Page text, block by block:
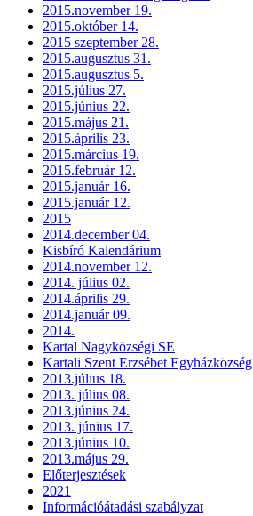
2015.november 19.
2015.október 14.
2015 szeptember 28.
2015.augusztus 31.
2015.augusztus 5.
2015.július 27.
2015.június 22.
2015.május 21.
2015.április 23.
2015.március 19.
2015.február 12.
2015.január 16.
2015.január 12.
2015
2014.december 04.
Kisbíró Kalendárium
2014.november 12.
2014. július 02.
2014.április 29.
2014.január 09.
2014.
Kartal Nagyközségi SE
Kartali Szent Erzsébet Egyházközség
2013.július 18.
2013. július 08.
2013.június 24.
2013. június 17.
2013.június 10.
2013.május 29.
Előterjesztések
2021
Információátadási szabályzat